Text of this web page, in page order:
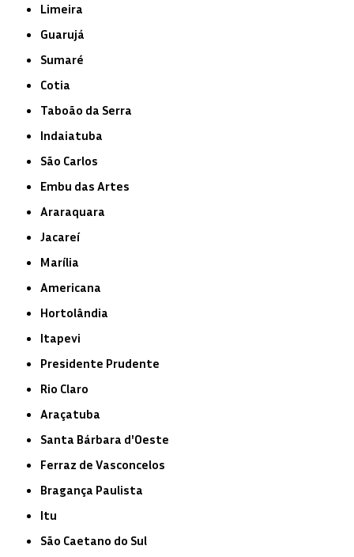
Limeira
Guarujá
Sumaré
Cotia
Taboão da Serra
Indaiatuba
São Carlos
Embu das Artes
Araraquara
Jacareí
Marília
Americana
Hortolândia
Itapevi
Presidente Prudente
Rio Claro
Araçatuba
Santa Bárbara d'Oeste
Ferraz de Vasconcelos
Bragança Paulista
Itu
São Caetano do Sul